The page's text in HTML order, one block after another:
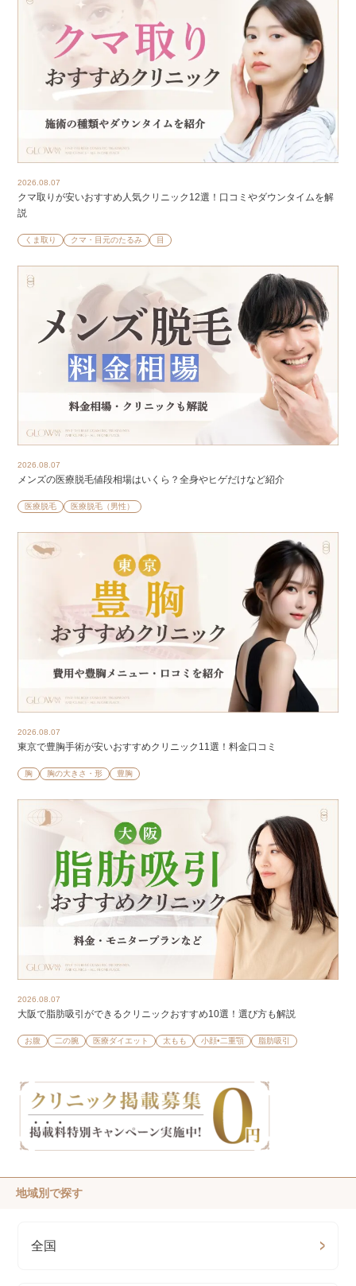
2026.08.07
クマ取りが安いおすすめ人気クリニック12選！口コミやダウンタイムを解
説
くま取り クマ・目元のたるみ 目
2026.08.07
メンズの医療脱毛値段相場はいくら？全身やヒゲだけなど紹介
医療脱毛 医療脱毛（男性）
2026.08.07
東京で豊胸手術が安いおすすめクリニック11選！料金口コミ
胸 胸の大きさ・形 豊胸
2026.08.07
大阪で脂肪吸引ができるクリニックおすすめ10選！選び方も解説
お腹 二の腕 医療ダイエット 太もも 小顔•二重顎 脂肪吸引
地域別で探す
全国